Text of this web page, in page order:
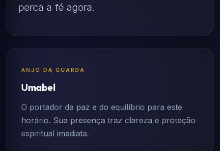
perca a fé agora.
ANJO DA GUARDA
Umabel
O portador da paz e do equilíbrio para este
horário. Sua presença traz clareza e proteção
espiritual imediata.